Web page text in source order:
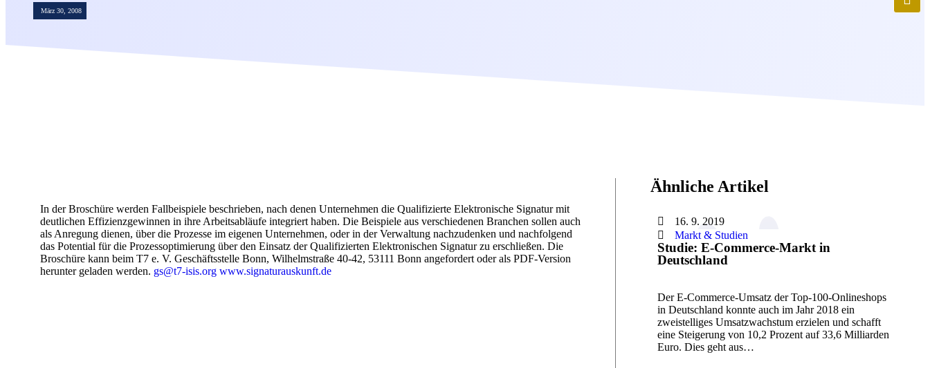
März 30, 2008
In der Broschüre werden Fallbeispiele beschrieben, nach denen Unternehmen die Qualifizierte Elektronische Signatur mit
deutlichen Effizienzgewinnen in ihre Arbeitsabläufe integriert haben. Die Beispiele aus verschiedenen Branchen sollen auch
als Anregung dienen, über die Prozesse im eigenen Unternehmen, oder in der Verwaltung nachzudenken und nachfolgend
das Potential für die Prozessoptimierung über den Einsatz der Qualifizierten Elektronischen Signatur zu erschließen. Die
Broschüre kann beim T7 e. V. Geschäftsstelle Bonn, Wilhelmstraße 40-42, 53111 Bonn angefordert oder als PDF-Version
herunter geladen werden. gs@t7-isis.org www.signaturauskunft.de
Ähnliche Artikel
16. 9. 2019
Markt & Studien
Studie: E-Commerce-Markt in
Deutschland
Der E-Commerce-Umsatz der Top-100-Onlineshops
in Deutschland konnte auch im Jahr 2018 ein
zweistelliges Umsatzwachstum erzielen und schafft
eine Steigerung von 10,2 Prozent auf 33,6 Milliarden
Euro. Dies geht aus…